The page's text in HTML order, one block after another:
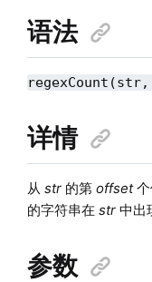
语法
详情
从 str的第 offset个
的字符串在 str中出
参数